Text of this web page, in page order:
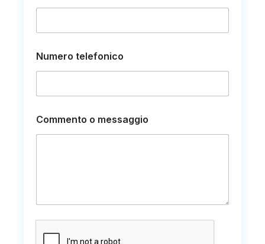
N
o
o
m
e
Numero telefonico
Commento o messaggio